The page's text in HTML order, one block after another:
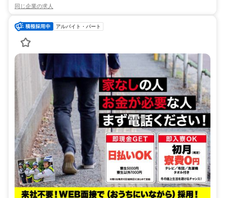
同じ企業の求人
アルバイト・パート